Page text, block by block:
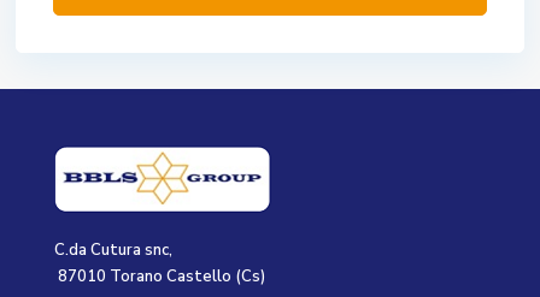
C.da Cutura snc,
87010 Torano Castello (Cs)